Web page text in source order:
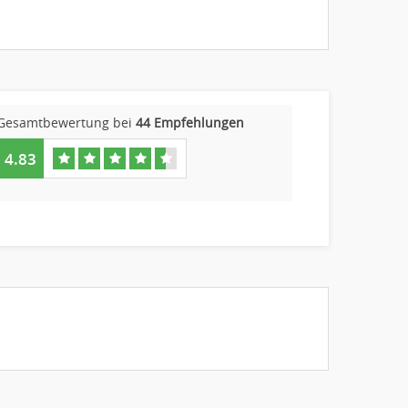
bei 44 Empfehlungen
4.83